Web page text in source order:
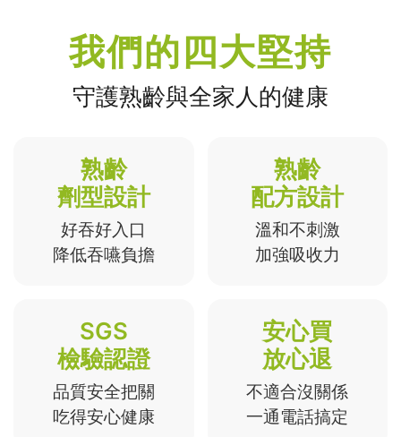
我們的四大堅持
守護熟齡與全家人的健康
熟齡
劑型設計
好吞好入口
降低吞嚥負擔
熟齡
配方設計
溫和不刺激
加強吸收力
SGS
檢驗認證
品質安全把關
吃得安心健康
安心買
放心退
不適合沒關係
一通電話搞定